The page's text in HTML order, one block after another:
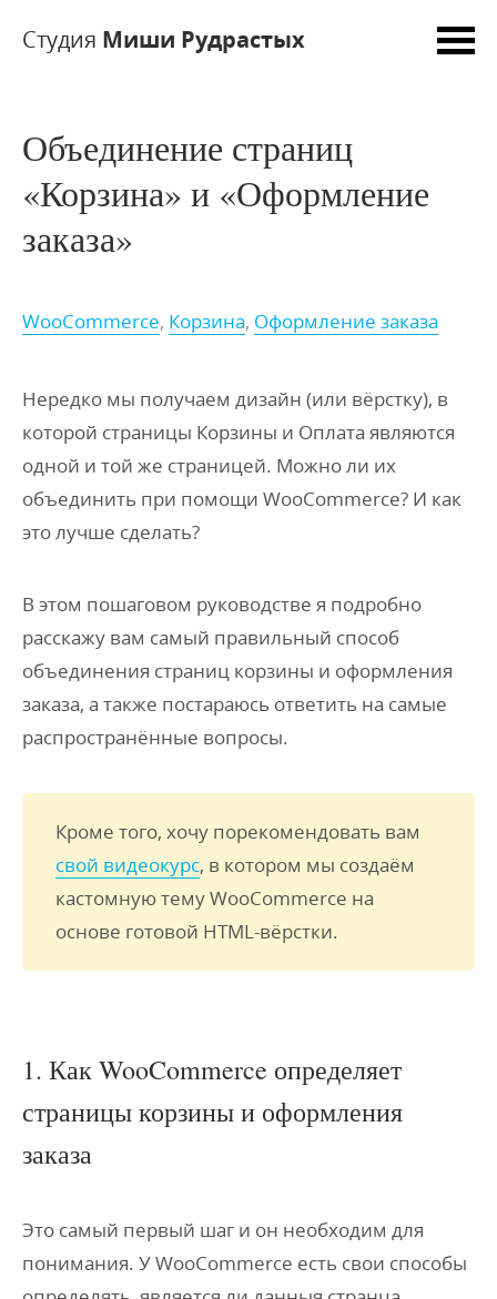
Студия Миши Рудрастых
Объединение страниц
«Корзина» и «Оформление
заказа»
WooCommerce, Корзина, Оформление заказа
Нередко мы получаем дизайн (или вёрстку), в
которой страницы Корзины и Оплата являются
одной и той же страницей. Можно ли их
объединить при помощи WooCommerce? И как
это лучше сделать?
В этом пошаговом руководстве я подробно
расскажу вам самый правильный способ
объединения страниц корзины и оформления
заказа, а также постараюсь ответить на самые
распространённые вопросы.
Кроме того, хочу порекомендовать вам
свой видеокурс, в котором мы создаём
кастомную тему WooCommerce на
основе готовой HTML-вёрстки.
1. Как WooCommerce определяет
страницы корзины и оформления
заказа
Это самый первый шаг и он необходим для
понимания. У WooCommerce есть свои способы